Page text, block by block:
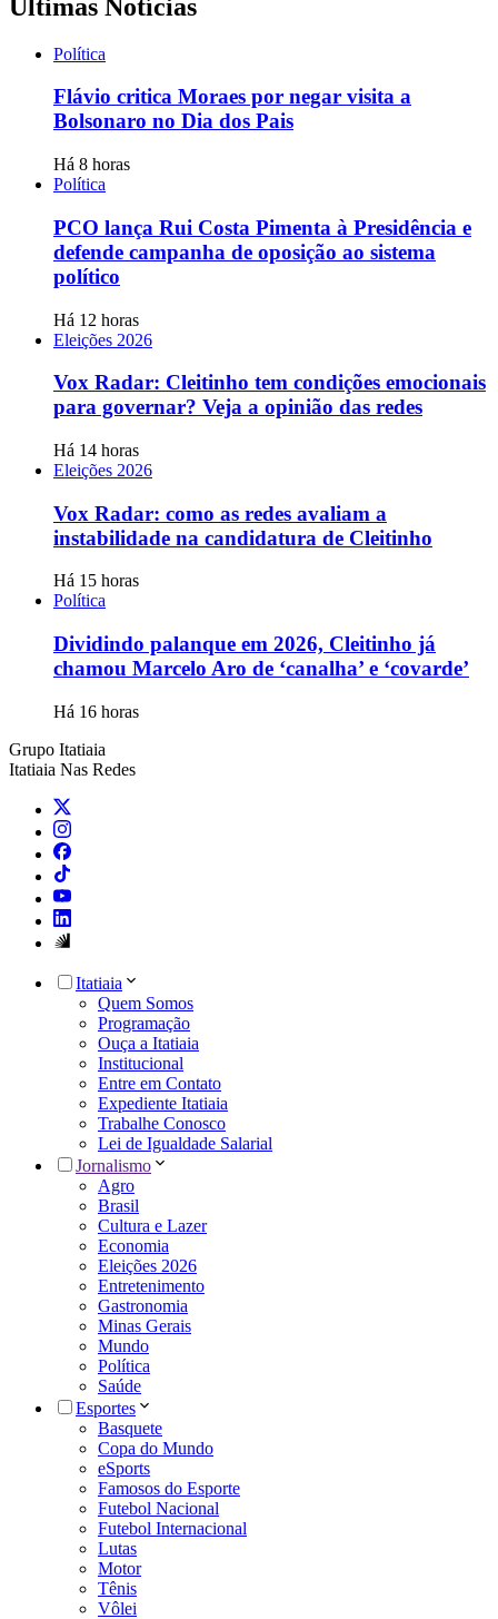
Últimas Notícias
Política
Flávio critica Moraes por negar visita a
Bolsonaro no Dia dos Pais
Há 8 horas
Política
PCO lança Rui Costa Pimenta à Presidência e
defende campanha de oposição ao sistema
político
Há 12 horas
Eleições 2026
Vox Radar: Cleitinho tem condições emocionais
para governar? Veja a opinião das redes
Há 14 horas
Eleições 2026
Vox Radar: como as redes avaliam a
instabilidade na candidatura de Cleitinho
Há 15 horas
Política
Dividindo palanque em 2026, Cleitinho já
chamou Marcelo Aro de ‘canalha’ e ‘covarde’
Há 16 horas
Grupo Itatiaia
Itatiaia Nas Redes
Itatiaia
Quem Somos
Programação
Ouça a Itatiaia
Institucional
Entre em Contato
Expediente Itatiaia
Trabalhe Conosco
Lei de Igualdade Salarial
Jornalismo
Agro
Brasil
Cultura e Lazer
Economia
Eleições 2026
Entretenimento
Gastronomia
Minas Gerais
Mundo
Política
Saúde
Esportes
Basquete
Copa do Mundo
eSports
Famosos do Esporte
Futebol Nacional
Futebol Internacional
Lutas
Motor
Tênis
Vôlei